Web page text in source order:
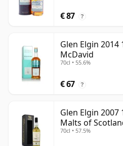
€ 87 ?
Glen Elgin
McDavid
70cl • 55.6%
€ 67 ?
Glen Elgin
Malts of
70cl • 57.5%